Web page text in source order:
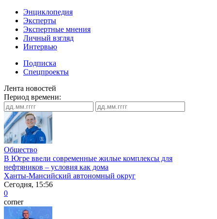
Энциклопедия
Эксперты
Экспертные мнения
Личный взгляд
Интервью
Подписка
Спецпроекты
Лента новостей
Период времени:
Общество
В Югре ввели современные жилые комплексы для
нефтяников – условия как дома
Ханты-Мансийский автономный округ
Сегодня, 15:56
0
corner